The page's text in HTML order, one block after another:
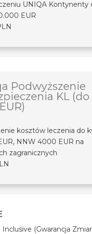
UNIQA Kontynenty
EUR
Podwyższenie
KL (do
kosztów leczenia do
NNW 4000 EUR na
zagranicznych
Inclusive (Gwarancja